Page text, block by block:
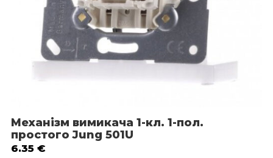
Механізм вимикача 1-кл. 1-пол.
простого Jung 501U
6.35 €